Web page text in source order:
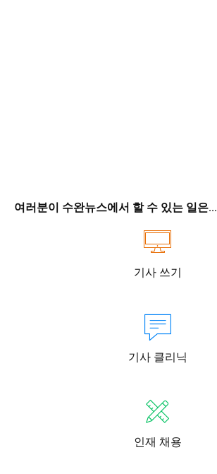
여러분이 수완뉴스에서 할 수 있는 일은...
기사 쓰기
기사 클리닉
인재 채용